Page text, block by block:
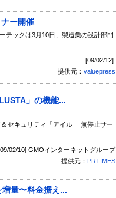
ー開催
テックは3月10日、製造業の設計部門
[09/02/12]
提供元： valuepress
」の機能...
ティ「アイル」 無停止サー
02/10] GMOインターネットグループ
提供元： PRTIMES
量〜料金据え...